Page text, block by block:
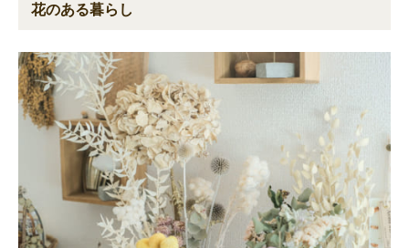
花のある暮らし